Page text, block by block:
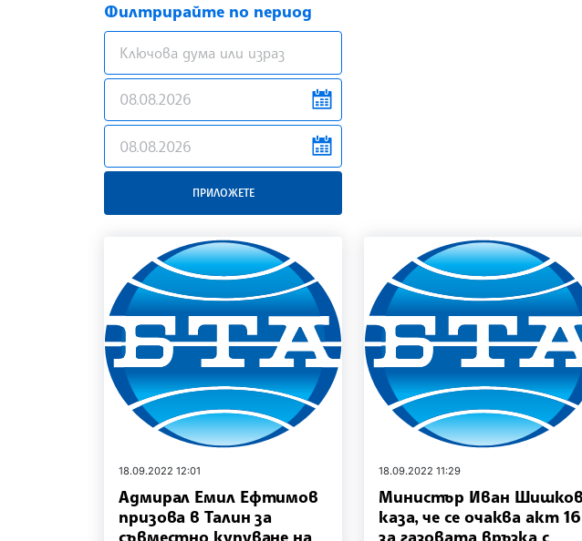
Филтрирайте по период
news.filter.from
news.filter.to
ПРИЛОЖЕТЕ
18.09.2022 12:01
Адмирал Емил Ефтимов
призова в Талин за
съвместно купуване на
18.09.2022 11:29
Министър Иван Шишков
каза, че се очаква акт 16
за газовата връзка с